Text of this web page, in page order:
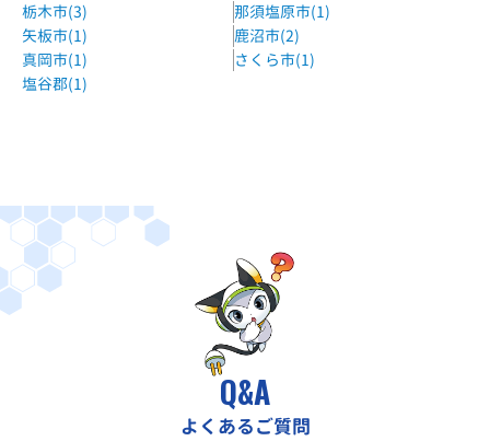
栃木市(3)
那須塩原市(1)
矢板市(1)
鹿沼市(2)
真岡市(1)
さくら市(1)
塩谷郡(1)
Q&A
よくあるご質問